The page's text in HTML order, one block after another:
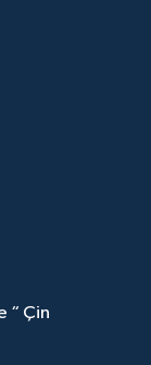
“ Çin